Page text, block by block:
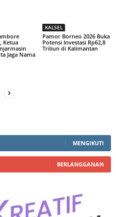
Ketua
Jaga Nama
KALSEL
Pamor Borneo 2026 Buka
Potensi Investasi Rp62,8
Triliun di Kalimantan
MENGIKUTI
BERLANGGANAN